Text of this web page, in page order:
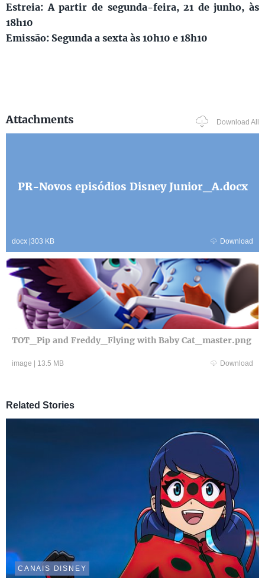
Estreia: A partir de segunda-feira, 21 de junho, às
18h10
Emissão: Segunda a sexta às 10h10 e 18h10
Attachments Download All
PR-Novos episódios Disney Junior_A.docx
docx 303 KB Download
TOT_Pip and Freddy_Flying with Baby Cat_master.png
image 13.5 MB Download
Related Stories
CANAIS DISNEY